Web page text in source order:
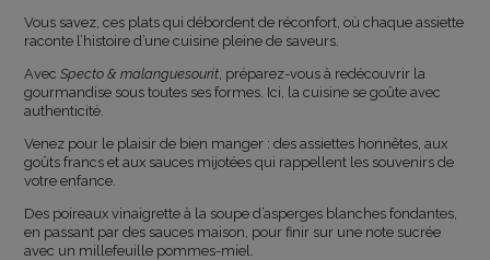
Vous savez, ces plats qui débordent de réconfort, où chaque assiette
raconte l’histoire d’une cuisine pleine de saveurs.
AvecSpecto & malanguesourit, préparez-vous à redécouvrir la
gourmandise sous toutes ses formes. Ici, la cuisine se goûte avec
authenticité.
Venez pour le plaisir de bien manger : des assiettes honnêtes, aux
goûts francs et aux sauces mijotées qui rappellent les souvenirs de
votre enfance.
Des poireaux vinaigrette à la soupe d’asperges blanches fondantes,
en passant par des sauces maison, pour finir sur une note sucrée
avec un millefeuille pommes-miel.